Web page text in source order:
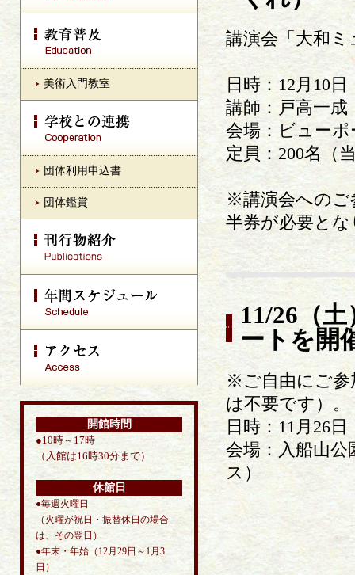
美術入門教室
団体利用申込書
団体鑑賞
開館時間
●10時～17時
（入館は16時30分まで）
休館日
●毎週火曜日
（火曜が祝日・振替休日の場合
は、その翌日）
●年末・年始（12月29日～1月3
日）
講演会「大和
日時：12月10日
講師：戸高一
会場：ビューポ
定員：200名（
※講演会へのご
半券が必要と
11/26（
ートを開
※ご自由にご参
は不要です）。
日時：11月26
会場：入船山
ス）